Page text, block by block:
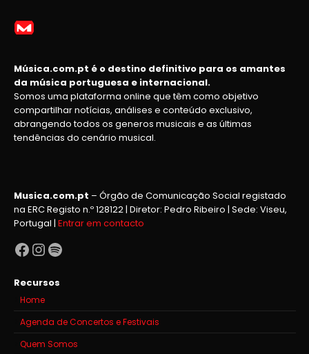
Música.com.pt é o destino definitivo para os amantes
da música portuguesa e internacional.
Somos uma plataforma online que têm como objetivo
compartilhar notícias, análises e conteúdo exclusivo,
abrangendo todos os generos musicais e as últimas
tendências do cenário musical.
Musica.com.pt – Órgão de Comunicação Social registado
na ERC Registo n.º 128122 | Diretor: Pedro Ribeiro | Sede: Viseu,
Portugal | Entrar em contacto
Facebook
Instagram
Spotify
Recursos
Home
Agenda de Concertos e Festivais
Quem Somos